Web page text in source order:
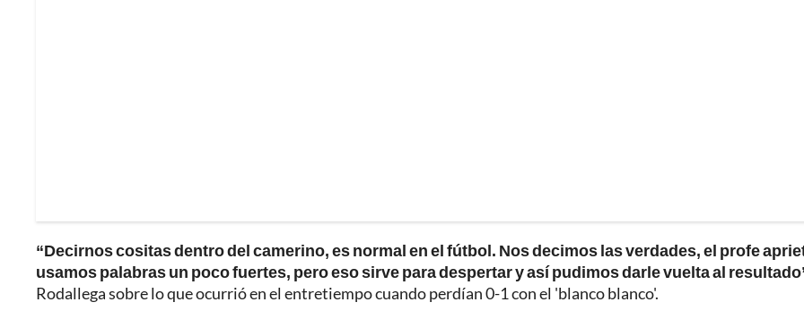
“Decirnos cositas dentro del camerino, es normal en el fútbol. Nos decimos las verdades, el profe
usamos palabras un poco fuertes, pero eso sirve para despertar y así pudimos darle vuelta al
Rodallega sobre lo que ocurrió en el entretiempo cuando perdían 0-1 con el 'blanco blanco'.